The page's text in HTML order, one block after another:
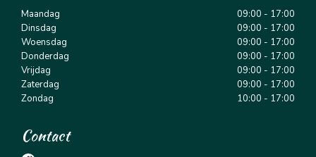
Maandag
09:00 - 17:00
Dinsdag
09:00 - 17:00
Woensdag
09:00 - 17:00
Donderdag
09:00 - 17:00
Vrijdag
09:00 - 17:00
Zaterdag
09:00 - 17:00
Zondag
10:00 - 17:00
Contact